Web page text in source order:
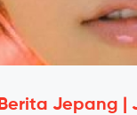
Berita Jepang |